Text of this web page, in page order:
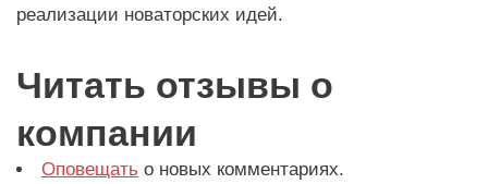
реализации новаторских идей.
Читать отзывы о
компании
Оповещать о новых комментариях.